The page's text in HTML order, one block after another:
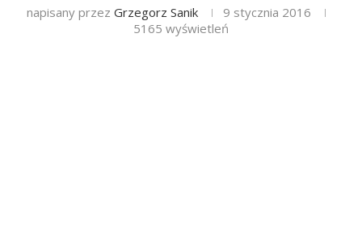
napisany przez Grzegorz Sanik
9 stycznia 2016
5165 wyświetleń